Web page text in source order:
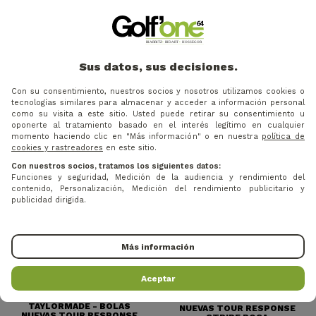
Precio
38 €
MUTLI
2=3
50 €
TAYLORMADE - BOLAS
NUEVAS TOUR RESPONSE
Sus datos, sus decisiones.
Con su consentimiento, nuestros socios y nosotros utilizamos cookies o
tecnologías similares para almacenar y acceder a información personal
como su visita a este sitio. Usted puede retirar su consentimiento u
oponerte al tratamiento basado en el interés legítimo en cualquier
momento haciendo clic en "Más información" o en nuestra política de
cookies y rastreadores en este sitio.
Con nuestros socios, tratamos los siguientes datos:
Funciones y seguridad, Medición de la audiencia y rendimiento del
contenido, Personalización, Medición del rendimiento publicitario y
publicidad dirigida.
Más información
Aceptar